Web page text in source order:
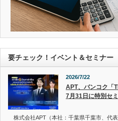
要チェック！イベント＆セミナー
2026/7/22
APT、バンコク「
7月31日に特別セ
株式会社APT（本社：千葉県千葉市、代